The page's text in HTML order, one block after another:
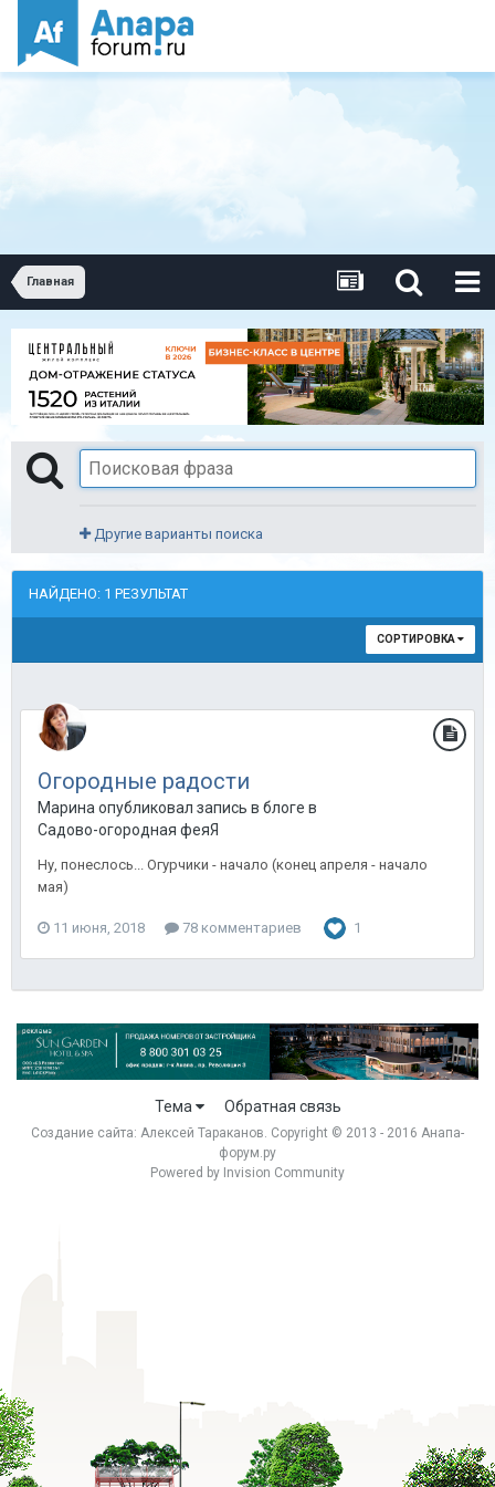
Главная
Другие варианты поиска
НАЙДЕНО: 1 РЕЗУЛЬТАТ
СОРТИРОВКА
Огородные радости
Марина опубликовал запись в блоге в
Садово-огородная феяЯ
Ну, понеслось... Огурчики - начало (конец апреля - начало
мая)
11 июня, 2018 78 комментариев 1
Тема Обратная связь
Создание сайта: Алексей Тараканов. Copyright © 2013 - 2016 Анапа-
форум.ру
Powered by Invision Community